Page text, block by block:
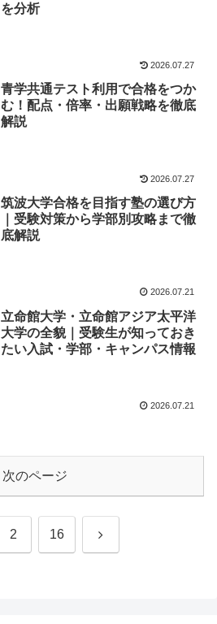
を分析
2026.07.27
青学共通テスト利用で合格をつか
む！配点・倍率・出願戦略を徹底
解説
2026.07.27
筑波大学合格を目指す塾の選び方
｜受験対策から学部別攻略まで徹
底解説
2026.07.21
立命館大学・立命館アジア太平洋
大学の全貌｜受験生が知っておき
たい入試・学部・キャンパス情報
2026.07.21
次のページ
2 16 次